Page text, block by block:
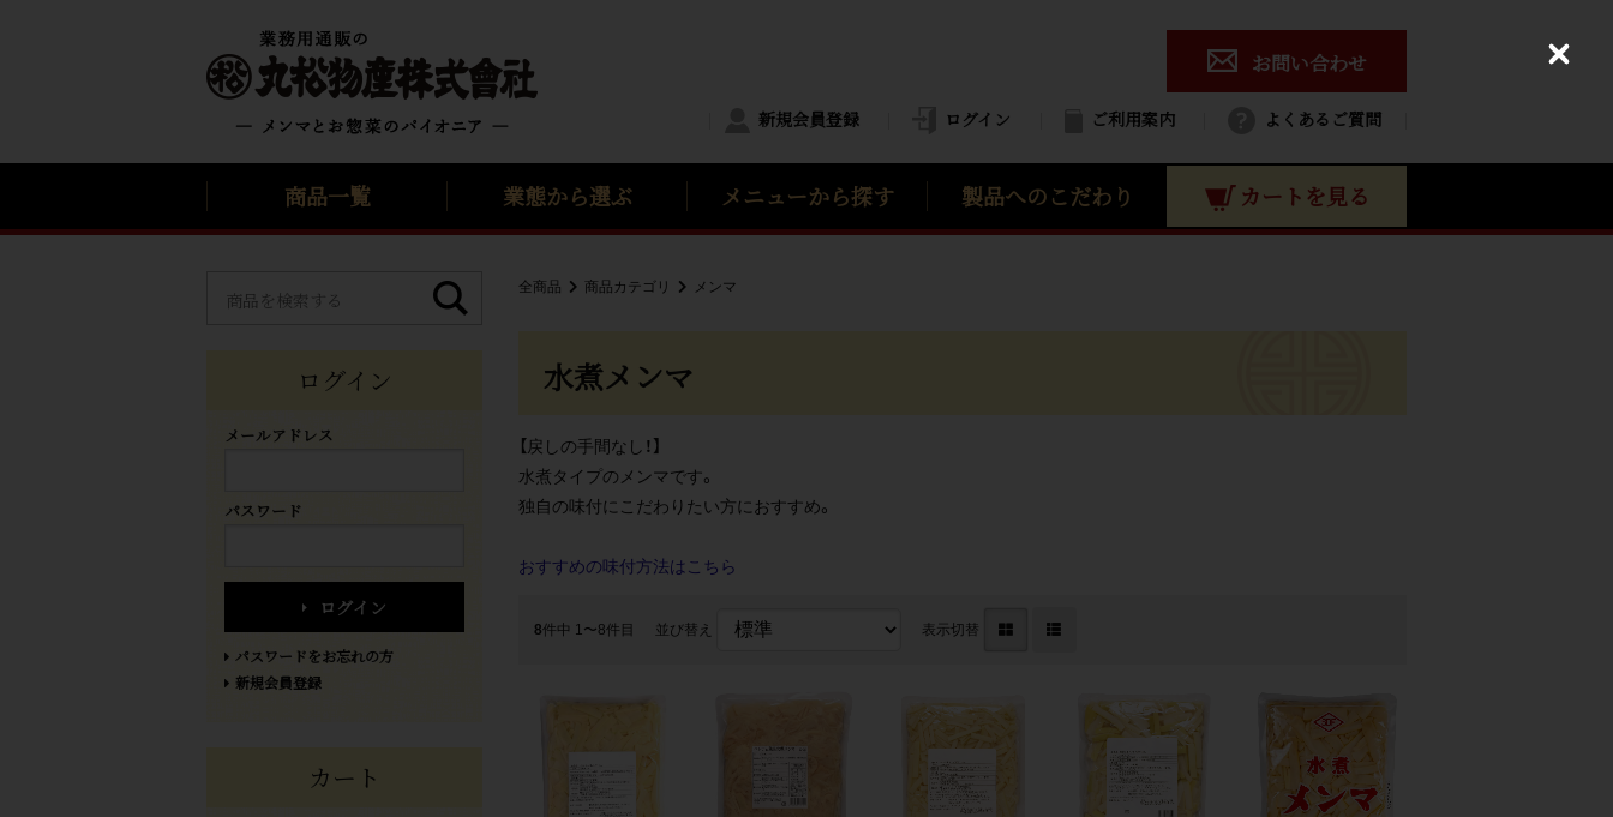
お問い合わせ
新規会員登録 ログイン ご利用案内 よくあるご質問
商品一覧 業態から選ぶ メニューから探す 製品へのこだわり カートを見る
全商品 商品カテゴリ メンマ
水煮メンマ
【戻しの手間なし！】
水煮タイプのメンマです。
独自の味付にこだわりたい方におすすめ。
おすすめの味付方法はこちら
8件中 1〜8件目 並び替え 表示切替
ログイン
メールアドレス
パスワード
ログイン
パスワードをお忘れの方
新規会員登録
カート
C